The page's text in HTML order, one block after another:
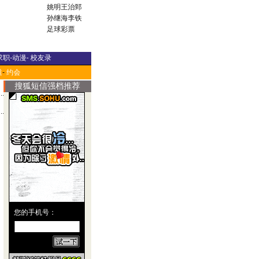
姚明王治郅
孙继海李铁
足球彩票
职-动漫- 校友录
- 约会
搜狐短信强档推荐